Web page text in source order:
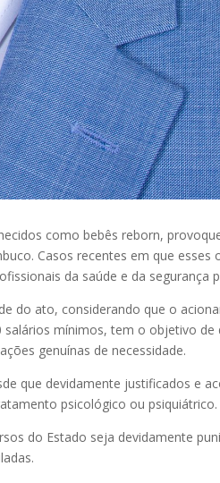
como bebês reborn,
Casos recentes em que esses
da saúde e da segurança
do ato, considerando que o
mínimos, tem o objetivo de
genuínas de necessidade.
que devidamente justificados e
psicológico ou psiquiátrico.
do Estado seja devidamente